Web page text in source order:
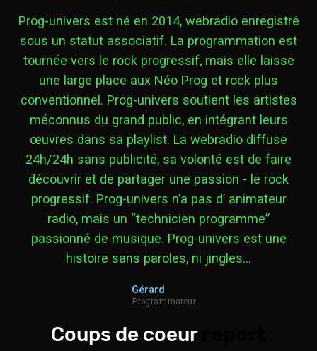
Prog-univers est né en 2014, webradio enregistré
sous un statut associatif. La programmation est
tournée vers le rock progressif, mais elle laisse
une large place aux Néo Prog et rock plus
conventionnel. Prog-univers soutient les artistes
méconnus du grand public, en intégrant leurs
œuvres dans sa playlist. La webradio diffuse
24h/24h sans publicité, sa volonté est de faire
découvrir et de partager une passion - le rock
progressif. Prog-univers n’a pas d’ animateur
radio, mais un “technicien programme”
passionné de musique. Prog-univers est une
histoire sans paroles, ni jingles...
Gérard
Programmateur
Coups de coeur